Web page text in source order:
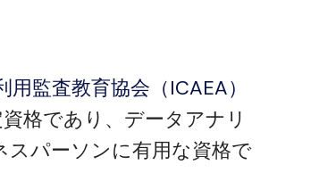
監査教育協会（ICAEA）
格であり、データアナリ
パーソンに有用な資格で